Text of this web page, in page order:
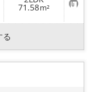
登
録
71.58m² お
気
に
登
る